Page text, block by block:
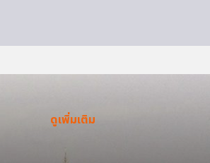
ดูเพิ่มเติม